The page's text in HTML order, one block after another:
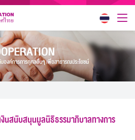
นสนับสนุนมูลนิธิธรรมาภิบาลทางการ